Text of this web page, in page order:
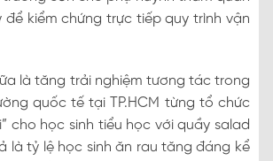
để kiểm chứng trực tiếp quy trình vận
là tăng trải nghiệm tương tác trong
quốc tế tại TP.HCM từng tổ chức
cho học sinh tiểu học với quầy salad
là tỷ lệ học sinh ăn rau tăng đáng kể